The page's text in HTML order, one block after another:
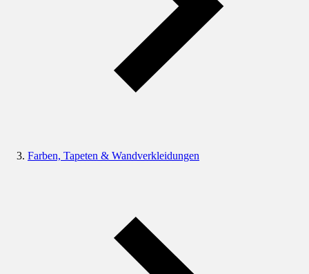
Farben, Tapeten & Wandverkleidungen